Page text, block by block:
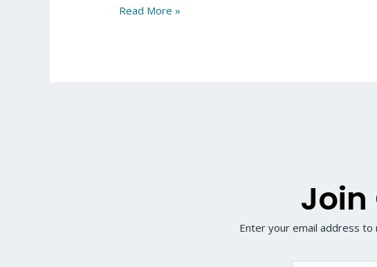
Read More »
Enter your email address